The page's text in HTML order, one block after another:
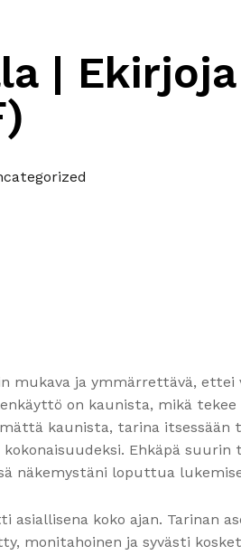
| Ekirjoja
mukava ja ymmärrettävä,
on kaunista, mikä
kaunista, tarina
Ehkäpä suurin
näkemystäni loputtua
koko ajan. Tarinan
monitahoinen ja syvästi